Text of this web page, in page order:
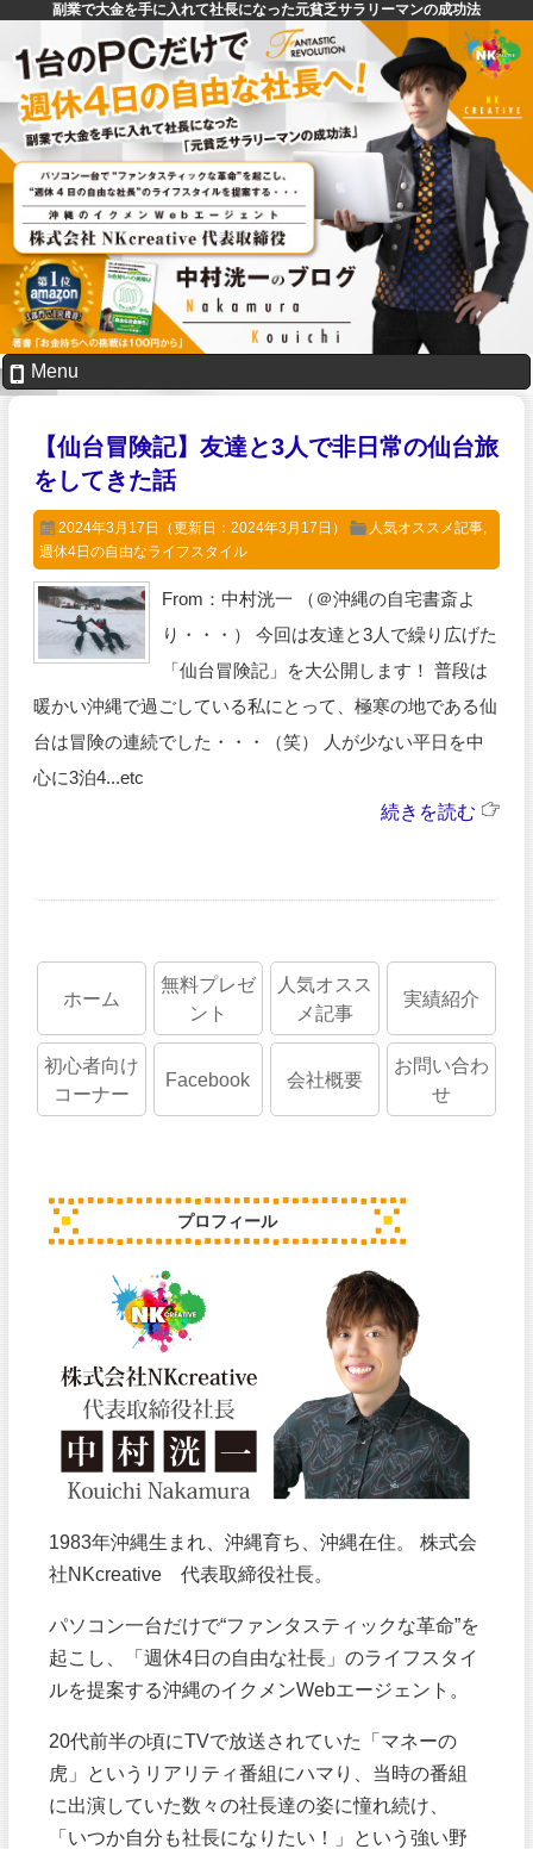
副業で大金を手に入れて社長になった元貧乏サラリーマンの成功法
Menu
【仙台冒険記】友達と3人で非日常の仙台旅
をしてきた話
2024年3月17日 （更新日：2024年3月17日） 人気オススメ記事,
週休4日の自由なライフスタイル
From：中村洸一 （＠沖縄の自宅書斎よ
り・・・） 今回は友達と3人で繰り広げた
「仙台冒険記」を大公開します！ 普段は
暖かい沖縄で過ごしている私にとって、極寒の地である仙
台は冒険の連続でした・・・（笑） 人が少ない平日を中
心に3泊4...etc
続きを読む
ホーム
無料プレゼ
ント
人気オスス
メ記事
実績紹介
初心者向け
コーナー
Facebook 会社概要
お問い合わ
せ
プロフィール
1983年沖縄生まれ、沖縄育ち、沖縄在住。 株式会
社NKcreative 代表取締役社長。
パソコン一台だけで“ファンタスティックな革命”を
起こし、「週休4日の自由な社長」のライフスタイ
ルを提案する沖縄のイクメンWebエージェント。
20代前半の頃にTVで放送されていた「マネーの
虎」というリアリティ番組にハマり、当時の番組
に出演していた数々の社長達の姿に憧れ続け、
「いつか自分も社長になりたい！」という強い野